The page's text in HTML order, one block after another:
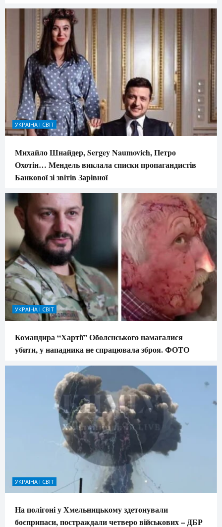
УКРАЇНА І СВІТ
Михайло Шнайдер, Sergey Naumovich, Петро
Охотін… Мендель виклала списки пропагандистів
Банкової зі звітів Зарівної
УКРАЇНА І СВІТ
Командира “Хартії” Оболєнського намагалися
убити, у нападника не спрацювала зброя. ФОТО
УКРАЇНА І СВІТ
На полігоні у Хмельницькому здетонували
боєприпаси, постраждали четверо військових – ДБР